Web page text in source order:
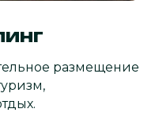
размещение